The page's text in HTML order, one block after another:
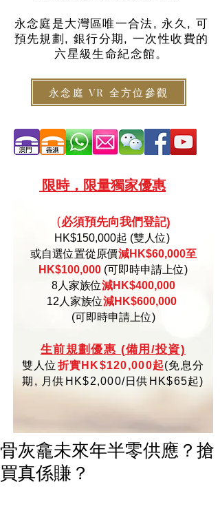
永念庭是大灣區唯一合法, 永久, 可
預先規劃, 銀行分期, 一次性收費的
六星級生命紀念館。
永念庭 VR 全方位參觀
限時，限量獨家優惠
(必須預先向我們登記)
HK$150,000起 (雙人位)
或自選位置從原價減HK$60,000至
HK$100,000 (可即時申請上位)
8人家族位減HK$400,000
12人家族位減HK$600,000
(可即時申請上位)
生前規劃優惠 (備用/投資)
雙人位 折實HK$120,000起(免息分
期, 月供HK$2,000/日供HK$65起)
骨灰龕未來年半零供應？搶
買真係賺？